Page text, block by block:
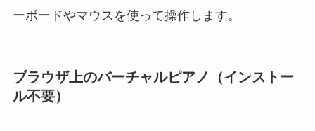
ーボードやマウスを使って操作します。
ブラウザ上のバーチャルピアノ（インストー
ル不要）